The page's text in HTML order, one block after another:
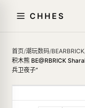
CHHES
首页/潮玩数码/BEARBRICK
积木熊 BE@RBRICK
兵卫夜子”